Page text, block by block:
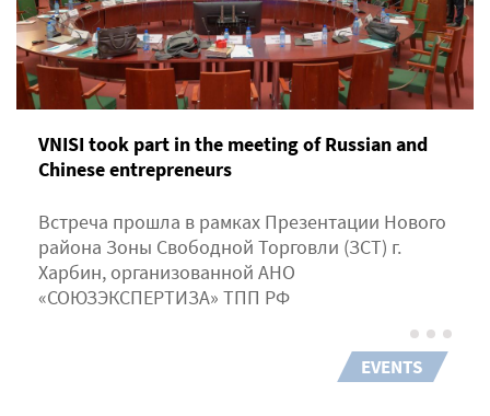
VNISI took part in the meeting of Russian and
Chinese entrepreneurs
Встреча прошла в рамках Презентации Нового
района Зоны Свободной Торговли (ЗСТ) г.
Харбин, организованной АНО
«СОЮЗЭКСПЕРТИЗА» ТПП РФ
EVENTS